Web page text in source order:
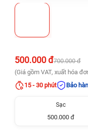
500.000 đ700.000 đ
(Giá gồm VAT, xuất hóa
15 - 30 phút
Bảo
Sạc
500.000 đ